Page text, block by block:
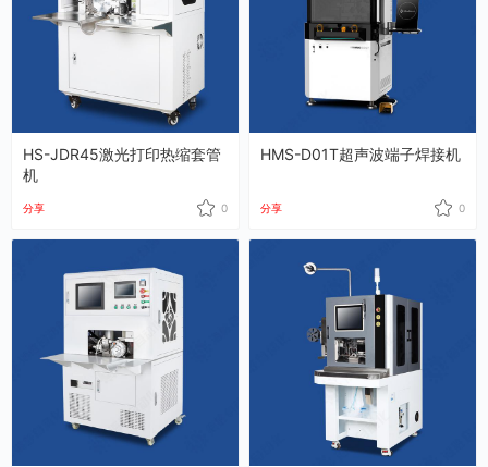
HS-JDR45激光打印热缩套管
机
分享 0
HMS-D01T超声波端子焊接机
分享 0